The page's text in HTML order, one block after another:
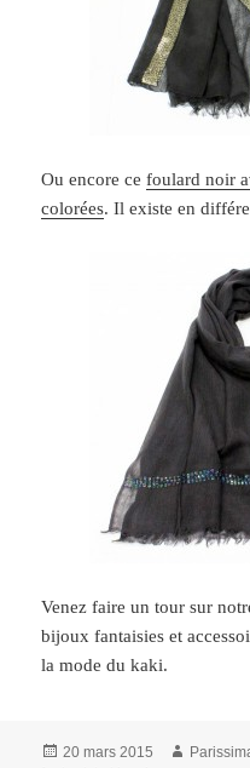
Ou encore cefoulard noir
colorées. Il existe en
Venez faire un tour sur
bijoux fantaisies et
la mode du kaki.
Publié
20 mars 2015 Auteur